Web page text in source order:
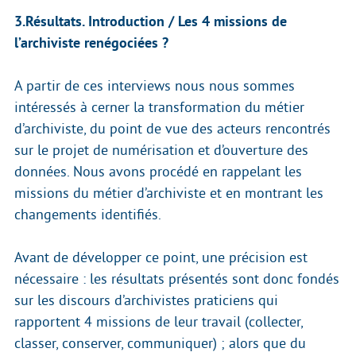
3.Résultats. Introduction / Les 4 missions de
l’archiviste renégociées ?
A partir de ces interviews nous nous sommes
intéressés à cerner la transformation du métier
d’archiviste, du point de vue des acteurs rencontrés
sur le projet de numérisation et d’ouverture des
données. Nous avons procédé en rappelant les
missions du métier d’archiviste et en montrant les
changements identifiés.
Avant de développer ce point, une précision est
nécessaire : les résultats présentés sont donc fondés
sur les discours d’archivistes praticiens qui
rapportent 4 missions de leur travail (collecter,
classer, conserver, communiquer) ; alors que du